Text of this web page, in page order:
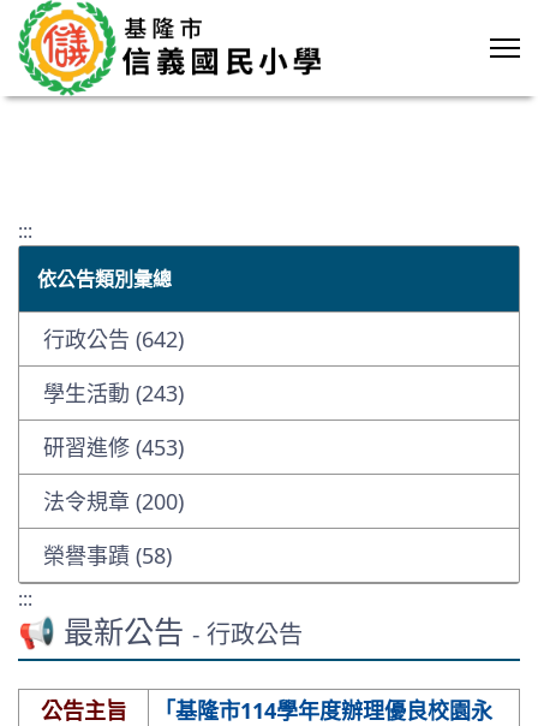
:::
依公告類別彙總
行政公告 (642)
學生活動 (243)
研習進修 (453)
法令規章 (200)
榮譽事蹟 (58)
:::
📢 最新公告 - 行政公告
公告主旨
「基隆市114學年度辦理優良校園永